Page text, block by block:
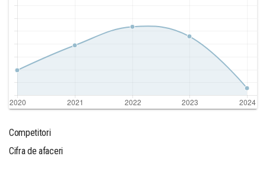
Competitori
Cifra de afaceri